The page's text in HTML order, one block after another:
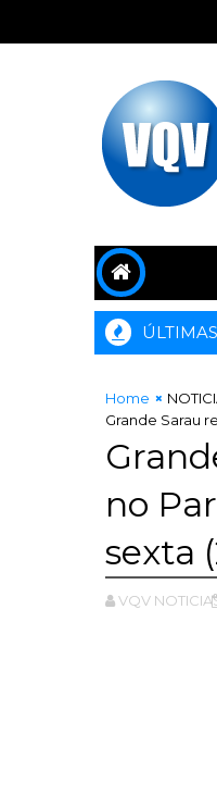
Home
Grande Sarau
no
sexta
VQV